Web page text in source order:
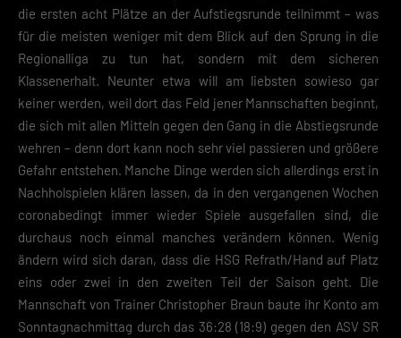
die ersten acht Plätze an der Aufstiegsrunde teilnimmt – was
für die meisten weniger mit dem Blick auf den Sprung in die
Regionalliga zu tun hat, sondern mit dem sicheren
Klassenerhalt. Neunter etwa will am liebsten sowieso gar
keiner werden, weil dort das Feld jener Mannschaften beginnt,
die sich mit allen Mitteln gegen den Gang in die Abstiegsrunde
wehren – denn dort kann noch sehr viel passieren und größere
Gefahr entstehen. Manche Dinge werden sich allerdings erst in
Nachholspielen klären lassen, da in den vergangenen Wochen
coronabedingt immer wieder Spiele ausgefallen sind, die
durchaus noch einmal manches verändern können. Wenig
ändern wird sich daran, dass die HSG Refrath/Hand auf Platz
eins oder zwei in den zweiten Teil der Saison geht. Die
Mannschaft von Trainer Christopher Braun baute ihr Konto am
Sonntagnachmittag durch das 36:28 (18:9) gegen den ASV SR